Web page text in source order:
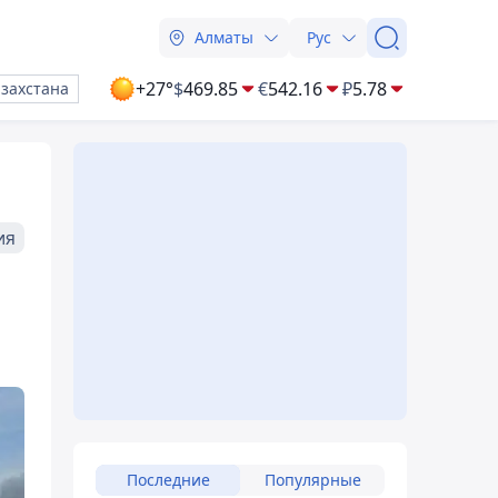
Алматы Рус
+27°$469.85 €542.16 ₽5.78
Последние Популярные